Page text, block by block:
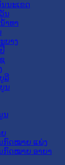
ນະເຂດ
ນ
າທາ
ບາງ
ລີ
ນ
ນ
ກົດໝາຍ ແພ່ງ
ກົດໝາຍ ອາຍາ